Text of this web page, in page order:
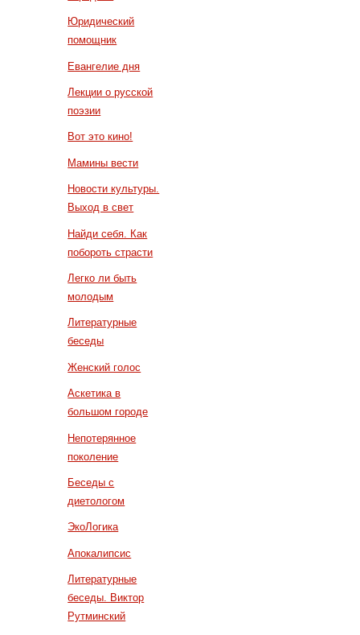
Юридический
помощник
Евангелие дня
Лекции о русской
поэзии
Вот это кино!
Мамины вести
Новости культуры.
Выход в свет
Найди себя. Как
побороть страсти
Легко ли быть
молодым
Литературные
беседы
Женский голос
Аскетика в
большом городе
Непотерянное
поколение
Беседы с
диетологом
ЭкоЛогика
Апокалипсис
Литературные
беседы. Виктор
Рутминский